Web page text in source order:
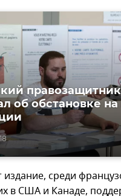
правозащитник
об обстановке
издание, среди
в США и Канаде,